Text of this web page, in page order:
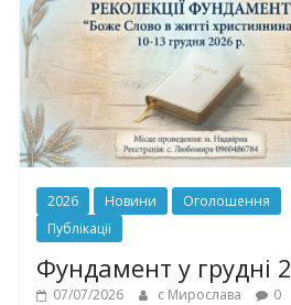
2026 Новини
Оголошення
Публікації
Фундамент у грудні
07/07/2026 с Мирослава 0